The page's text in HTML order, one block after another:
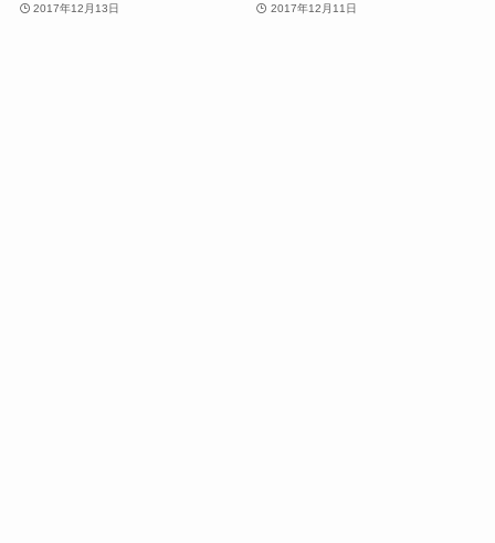
2017年12月13日 2017年12月11日